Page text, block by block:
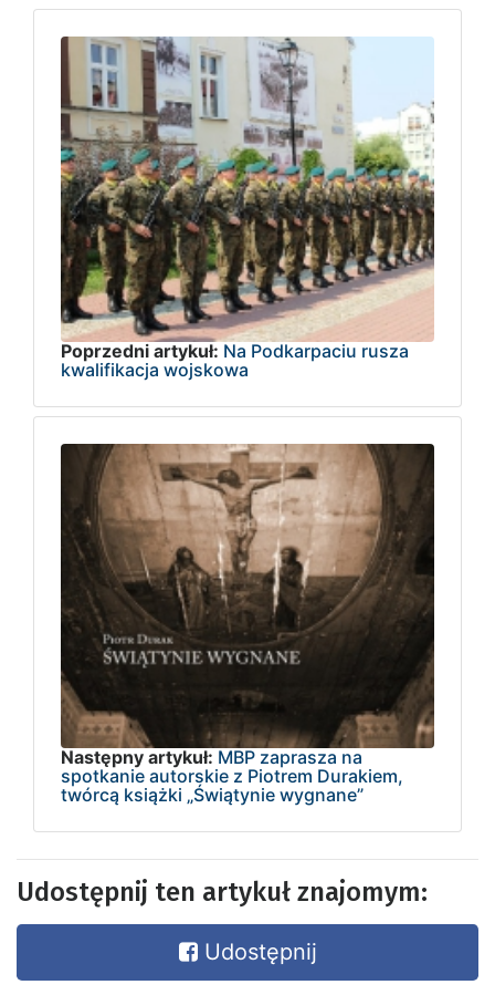
Poprzedni artykuł: Na Podkarpaciu rusza
kwalifikacja wojskowa
Następny artykuł: MBP zaprasza na
spotkanie autorskie z Piotrem Durakiem,
twórcą książki „Świątynie wygnane”
Udostępnij ten artykuł znajomym:
Udostępnij